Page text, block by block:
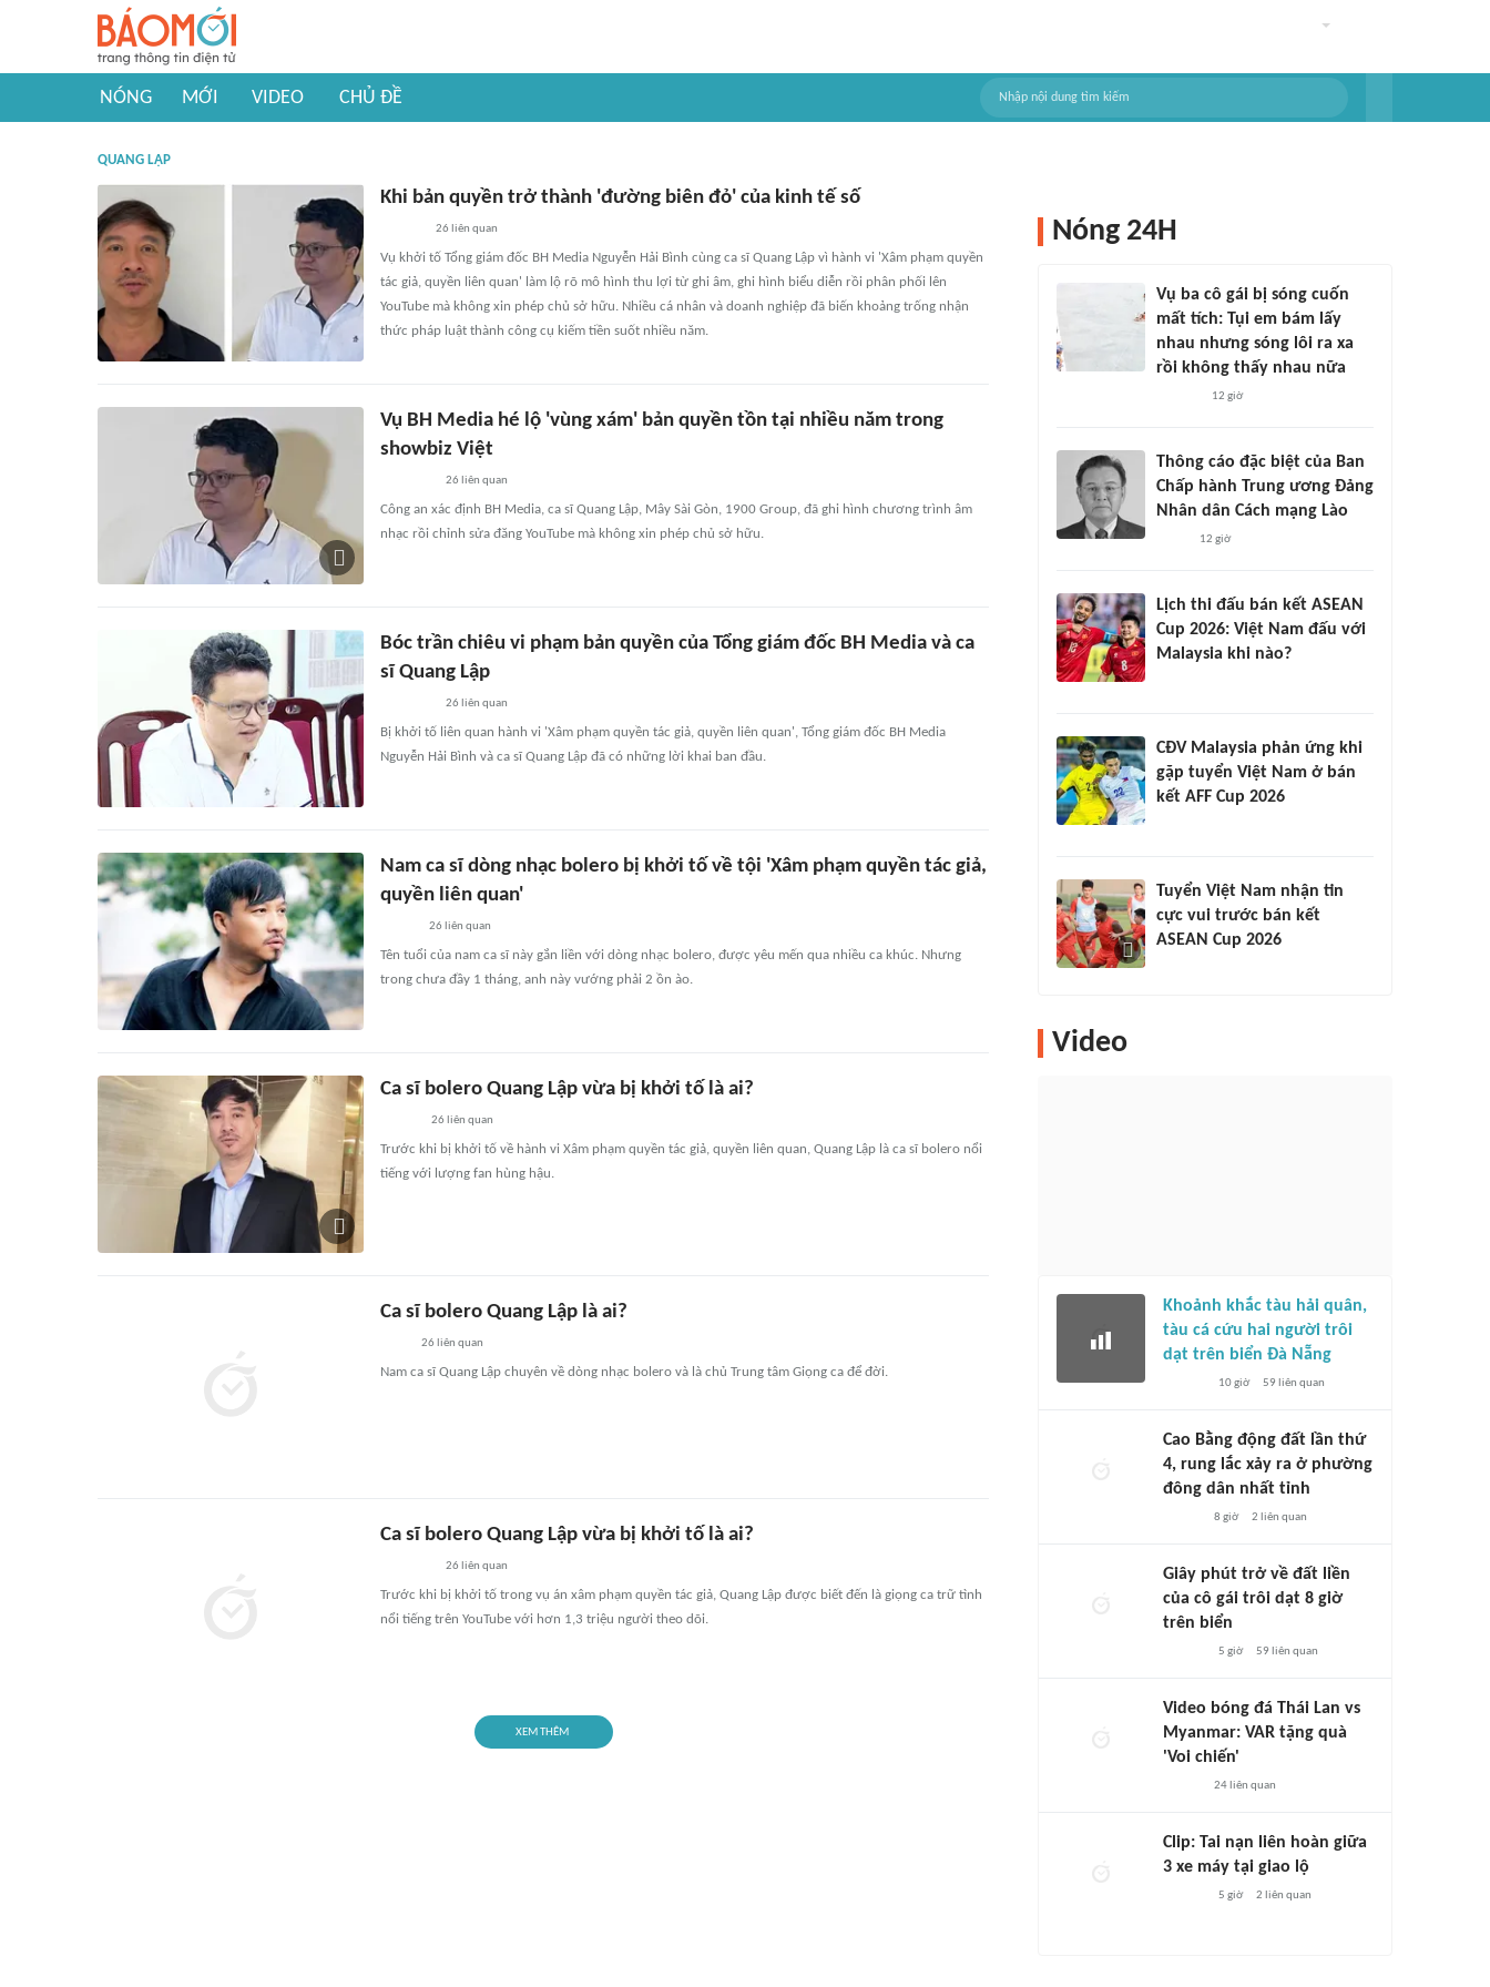
NÓNG MỚI VIDEO CHỦ ĐỀ
QUANG LẬP
Khi bản quyền trở thành 'đường biên đỏ' của kinh tế số
26 liên quan
Vụ khởi tố Tổng giám đốc BH Media Nguyễn Hải Bình cùng ca sĩ Quang Lập vì hành vi 'Xâm phạm quyền
tác giả, quyền liên quan' làm lộ rõ mô hình thu lợi từ ghi âm, ghi hình biểu diễn rồi phân phối lên
YouTube mà không xin phép chủ sở hữu. Nhiều cá nhân và doanh nghiệp đã biến khoảng trống nhận
thức pháp luật thành công cụ kiếm tiền suốt nhiều năm.
Vụ BH Media hé lộ 'vùng xám' bản quyền tồn tại nhiều năm trong
showbiz Việt
26 liên quan
Công an xác định BH Media, ca sĩ Quang Lập, Mây Sài Gòn, 1900 Group, đã ghi hình chương trình âm
nhạc rồi chỉnh sửa đăng YouTube mà không xin phép chủ sở hữu.
Bóc trần chiêu vi phạm bản quyền của Tổng giám đốc BH Media và ca
sĩ Quang Lập
26 liên quan
Bị khởi tố liên quan hành vi 'Xâm phạm quyền tác giả, quyền liên quan', Tổng giám đốc BH Media
Nguyễn Hải Bình và ca sĩ Quang Lập đã có những lời khai ban đầu.
Nam ca sĩ dòng nhạc bolero bị khởi tố về tội 'Xâm phạm quyền tác giả,
quyền liên quan'
26 liên quan
Tên tuổi của nam ca sĩ này gắn liền với dòng nhạc bolero, được yêu mến qua nhiều ca khúc. Nhưng
trong chưa đầy 1 tháng, anh này vướng phải 2 ồn ào.
Ca sĩ bolero Quang Lập vừa bị khởi tố là ai?
26 liên quan
Trước khi bị khởi tố về hành vi Xâm phạm quyền tác giả, quyền liên quan, Quang Lập là ca sĩ bolero nổi
tiếng với lượng fan hùng hậu.
Ca sĩ bolero Quang Lập là ai?
26 liên quan
Nam ca sĩ Quang Lập chuyên về dòng nhạc bolero và là chủ Trung tâm Giọng ca để đời.
Ca sĩ bolero Quang Lập vừa bị khởi tố là ai?
26 liên quan
Trước khi bị khởi tố trong vụ án xâm phạm quyền tác giả, Quang Lập được biết đến là giọng ca trữ tình
nổi tiếng trên YouTube với hơn 1,3 triệu người theo dõi.
XEM THÊM
Nóng 24H
Vụ ba cô gái bị sóng cuốn
mất tích: Tụi em bám lấy
nhau nhưng sóng lôi ra xa
rồi không thấy nhau nữa
12 giờ
Thông cáo đặc biệt của Ban
Chấp hành Trung ương Đảng
Nhân dân Cách mạng Lào
12 giờ
Lịch thi đấu bán kết ASEAN
Cup 2026: Việt Nam đấu với
Malaysia khi nào?
CĐV Malaysia phản ứng khi
gặp tuyển Việt Nam ở bán
kết AFF Cup 2026
Tuyển Việt Nam nhận tin
cực vui trước bán kết
ASEAN Cup 2026
Video
Khoảnh khắc tàu hải quân,
tàu cá cứu hai người trôi
dạt trên biển Đà Nẵng
10 giờ 59 liên quan
Cao Bằng động đất lần thứ
4, rung lắc xảy ra ở phường
đông dân nhất tỉnh
8 giờ 2 liên quan
Giây phút trở về đất liền
của cô gái trôi dạt 8 giờ
trên biển
5 giờ 59 liên quan
Video bóng đá Thái Lan vs
Myanmar: VAR tặng quà
'Voi chiến'
24liên quan
Clip: Tai nạn liên hoàn giữa
3 xe máy tại giao lộ
5 giờ 2 liên quan